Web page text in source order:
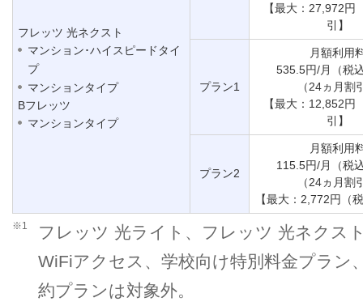
フレッツ 光ネクスト
マンション･ハイスピードタイ
プ
マンションタイプ
Bフレッツ
マンションタイプ
【最大：27,972円
引】
プラン1
月額利用
535.5円/月（税
（24ヵ月割
【最大：12,852円
引】
プラン2
月額利用
115.5円/月（税
（24ヵ月割
【最大：2,772円（
※1
フレッツ 光ライト、フレッツ 光ネクス
WiFiアクセス、学校向け特別料金プラン
約プランは対象外。